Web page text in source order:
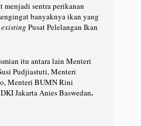
sentra perikanan
banyaknya ikan yang
existing Pusat Pelelangan Ikan
itu antara lain Menteri
Pudjiastuti, Menteri
Menteri BUMN Rini
Jakarta Anies Baswedan.